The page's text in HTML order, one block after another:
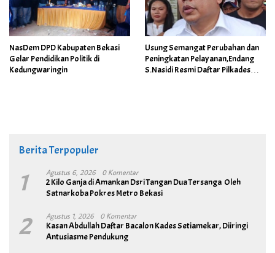
NasDem DPD Kabupaten Bekasi
Gelar Pendidikan Politik di
Kedungwaringin
Usung Semangat Perubahan dan
Peningkatan Pelayanan,Endang
S.Nasidi Resmi Daftar Pilkades
Berita Terpopuler
1 Agustus 6, 2026 0 Komentar
2 Kilo Ganja di Amankan Dsri Tangan Dua Tersanga Oleh
Satnarkoba Pokres Metro Bekasi
2 Agustus 1, 2026 0 Komentar
Kasan Abdullah Daftar Bacalon Kades Setiamekar, Diiringi
Antusiasme Pendukung